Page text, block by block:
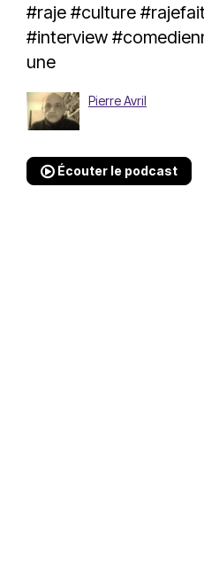
#raje #culture
#interview
une
Pierre Avril
Écouter le podcast